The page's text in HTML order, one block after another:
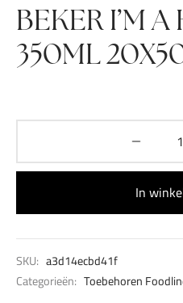
BEKER I’M
350ML
In
SKU: a3d14ecbd41f
Categorieën: Toebehoren